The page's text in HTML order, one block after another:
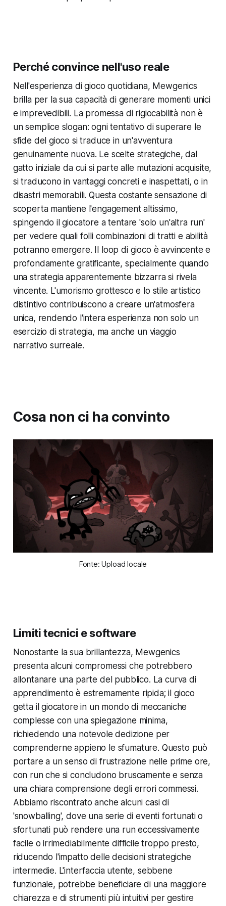
Perché convince nell'uso reale
Nell'esperienza di gioco quotidiana, Mewgenics
brilla per la sua capacità di generare momenti unici
e imprevedibili. La promessa di rigiocabilità non è
un semplice slogan: ogni tentativo di superare le
sfide del gioco si traduce in un'avventura
genuinamente nuova. Le scelte strategiche, dal
gatto iniziale da cui si parte alle mutazioni acquisite,
si traducono in vantaggi concreti e inaspettati, o in
disastri memorabili. Questa costante sensazione di
scoperta mantiene l'engagement altissimo,
spingendo il giocatore a tentare 'solo un'altra run'
per vedere quali folli combinazioni di tratti e abilità
potranno emergere. Il loop di gioco è avvincente e
profondamente gratificante, specialmente quando
una strategia apparentemente bizzarra si rivela
vincente. L'umorismo grottesco e lo stile artistico
distintivo contribuiscono a creare un'atmosfera
unica, rendendo l'intera esperienza non solo un
esercizio di strategia, ma anche un viaggio
narrativo surreale.
Cosa non ci ha convinto
Fonte: Upload locale
Limiti tecnici e software
Nonostante la sua brillantezza, Mewgenics
presenta alcuni compromessi che potrebbero
allontanare una parte del pubblico. La curva di
apprendimento è estremamente ripida; il gioco
getta il giocatore in un mondo di meccaniche
complesse con una spiegazione minima,
richiedendo una notevole dedizione per
comprenderne appieno le sfumature. Questo può
portare a un senso di frustrazione nelle prime ore,
con run che si concludono bruscamente e senza
una chiara comprensione degli errori commessi.
Abbiamo riscontrato anche alcuni casi di
'snowballing', dove una serie di eventi fortunati o
sfortunati può rendere una run eccessivamente
facile o irrimediabilmente difficile troppo presto,
riducendo l'impatto delle decisioni strategiche
intermedie. L'interfaccia utente, sebbene
funzionale, potrebbe beneficiare di una maggiore
chiarezza e di strumenti più intuitivi per gestire